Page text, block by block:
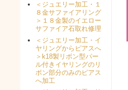
＜ジュエリー加工・１
８金サファイアリング
＞１８金製のイエロー
サファイア石取れ修理
＜ジュエリー加工・イ
ヤリングからピアスへ
＞k18製リボン型パー
ル付きイヤリングのリ
ボン部分のみのピアス
へ加工